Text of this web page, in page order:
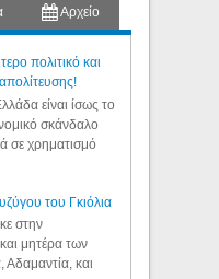
Αρχείο
πολιτικό και
είναι ίσως το
σκάνδαλο
σε χρηματισμό
του Γκιόλια
στην
μητέρα των
Αδαμαντία, και